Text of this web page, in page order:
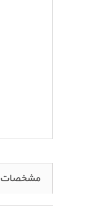
مشخصات